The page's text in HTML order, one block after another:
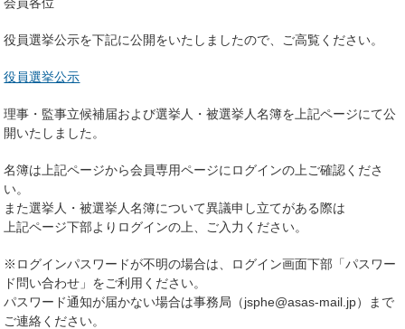
役員選挙公示を下記に公開をいたしましたので、ご高覧ください。
役員選挙公示
理事・監事立候補届および選挙人・被選挙人名簿を上記ページにて公
開いたしました。
名簿は上記ページから会員専用ページにログインの上ご確認くださ
い。
また選挙人・被選挙人名簿について異議申し立てがある際は
上記ページ下部よりログインの上、ご入力ください。
※ログインパスワードが不明の場合は、ログイン画面下部「パスワー
ド問い合わせ」をご利用ください。
パスワード通知が届かない場合は事務局（jsphe@asas-mail.jp）まで
ご連絡ください。